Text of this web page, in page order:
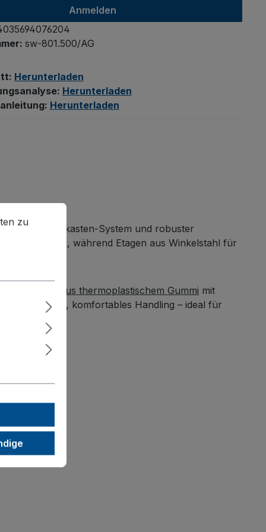
Anmelden
sw-801.500/AG
Herunterladen
Herunterladen
Herunterladen
Baukasten-System und robuster
zuverlässig, während Etagen aus Winkelstahl für
Räder aus thermoplastischem Gummi mit
sicheres, komfortables Handling – ideal für
zu können.
Mehr Informationen ...
zu